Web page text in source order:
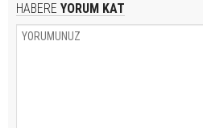
HABERE YORUM KAT